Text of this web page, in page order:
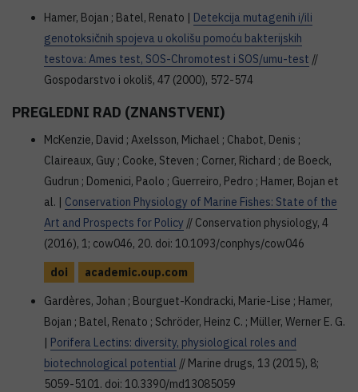
Hamer, Bojan ; Batel, Renato | Detekcija mutagenih i/ili
genotoksičnih spojeva u okolišu pomoću bakterijskih
testova: Ames test, SOS-Chromotest i SOS/umu-test //
Gospodarstvo i okoliš, 47 (2000), 572-574
PREGLEDNI RAD (ZNANSTVENI)
McKenzie, David ; Axelsson, Michael ; Chabot, Denis ;
Claireaux, Guy ; Cooke, Steven ; Corner, Richard ; de Boeck,
Gudrun ; Domenici, Paolo ; Guerreiro, Pedro ; Hamer, Bojan et
al. | Conservation Physiology of Marine Fishes: State of the
Art and Prospects for Policy // Conservation physiology, 4
(2016), 1; cow046, 20. doi: 10.1093/conphys/cow046
doi
academic.oup.com
Gardères, Johan ; Bourguet-Kondracki, Marie-Lise ; Hamer,
Bojan ; Batel, Renato ; Schröder, Heinz C. ; Müller, Werner E. G.
| Porifera Lectins: diversity, physiological roles and
biotechnological potential // Marine drugs, 13 (2015), 8;
5059-5101. doi: 10.3390/md13085059